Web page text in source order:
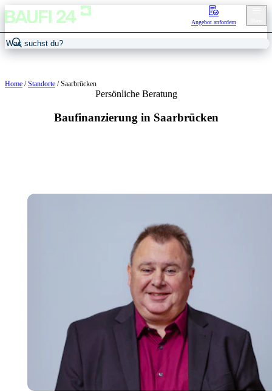
Angebot anfordern
Home /Standorte /Saarbrücken
Persönliche Beratung
Baufinanzierung in Saarbrücken